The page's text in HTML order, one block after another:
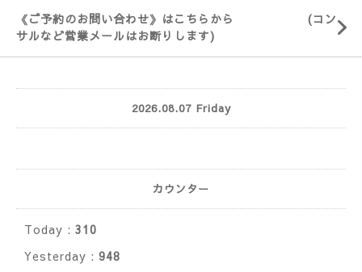
《ご予約のお問い合わせ》はこちらから (コン
サルなど営業メールはお断りします)
2026.08.07 Friday
カウンター
Today : 310
Yesterday : 948